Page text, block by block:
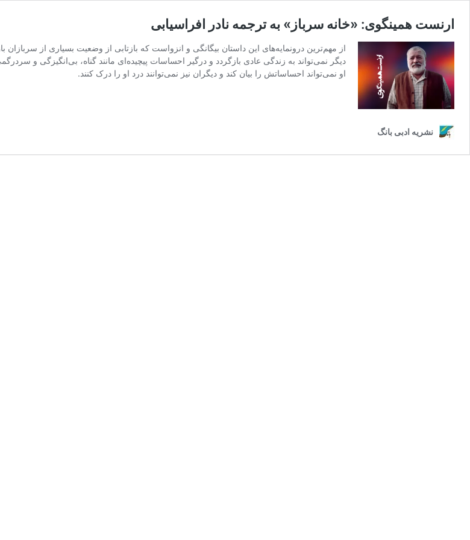
ارنست همینگوی: «خانه سرباز» به ترجمه نادر افراسیابی
از مهم‌ترین درونمایه‌‌های این داستان بیگانگی و انزواست که بازتابی از وضعیت بسیاری از
دیگر نمی‌تواند به زندگی عادی بازگردد و درگیر احساسات پیچیده‌ای مانند گناه، بی‌انگیزگی و
او نمی‌تواند احساساتش را بیان کند و دیگران نیز نمی‌توانند درد او را درک کنند.
نشریه ادبی بانگ